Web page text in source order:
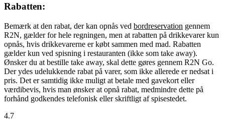
Rabatten:
Bemærk at den rabat, der kan opnås ved bordreservation gennem
R2N, gælder for hele regningen, men at rabatten på drikkevarer kun
opnås, hvis drikkevarerne er købt sammen med mad. Rabatten
gælder kun ved spisning i restauranten (ikke som take away).
Ønsker du at bestille take away, skal dette gøres gennem R2N Go.
Der ydes udelukkende rabat på varer, som ikke allerede er nedsat i
pris. Det er samtidig ikke muligt at betale med gavekort eller
værdibevis, hvis man ønsker at opnå rabat, medmindre dette på
forhånd godkendes telefonisk eller skriftligt af spisestedet.
4.7